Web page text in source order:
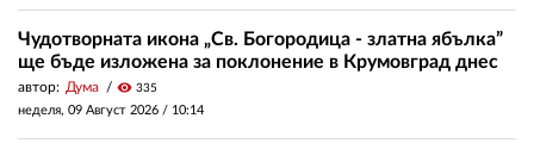
Чудотворната икона „Св. Богородица - златна ябълка”
ще бъде изложена за поклонение в Крумовград днес
автор: Дума visibility 335
неделя, 09 Август 2026 / 10:14